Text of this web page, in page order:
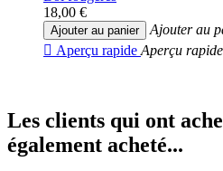
18,00 €
Ajouter au panier
Ajouter au
 Aperçu rapide Aperçu rapide
Les clients qui ont
également acheté...